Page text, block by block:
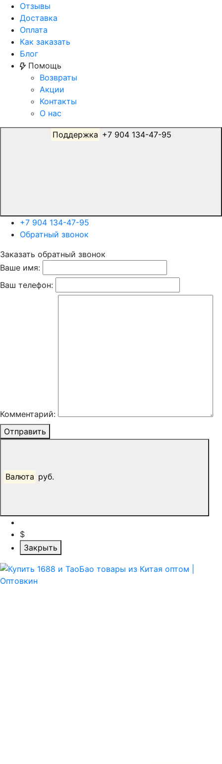
Отзывы
Доставка
Оплата
Как заказать
Блог
Помощь
Возвраты
Акции
Контакты
О нас
Поддержка
+7 904 134-47-95
Обратный звонок
Заказать обратный звонок
Ваше имя:
Ваш телефон:
Комментарий:
Отправить
Валюта руб.
$
Закрыть